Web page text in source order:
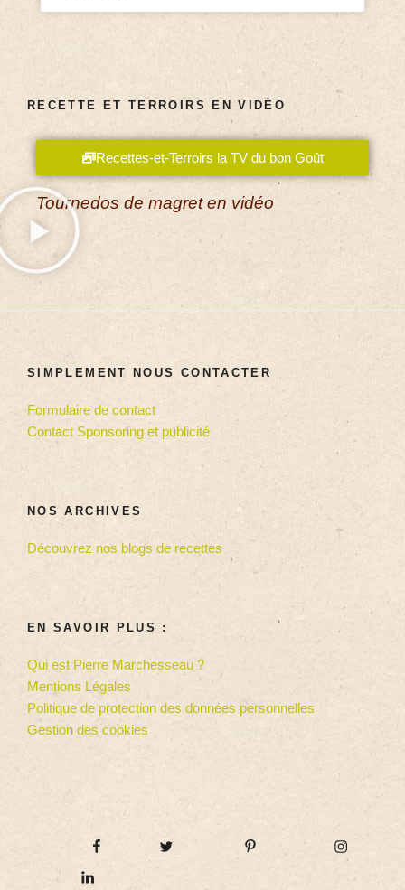
RECETTE ET TERROIRS EN VIDÉO
Recettes-et-Terroirs la TV du bon Goût
Tournedos de magret en vidéo
SIMPLEMENT NOUS CONTACTER
Formulaire de contact
Contact Sponsoring et publicité
NOS ARCHIVES
Découvrez nos blogs de recettes
EN SAVOIR PLUS :
Qui est Pierre Marchesseau ?
Mentions Légales
Politique de protection des données personnelles
Gestion des cookies